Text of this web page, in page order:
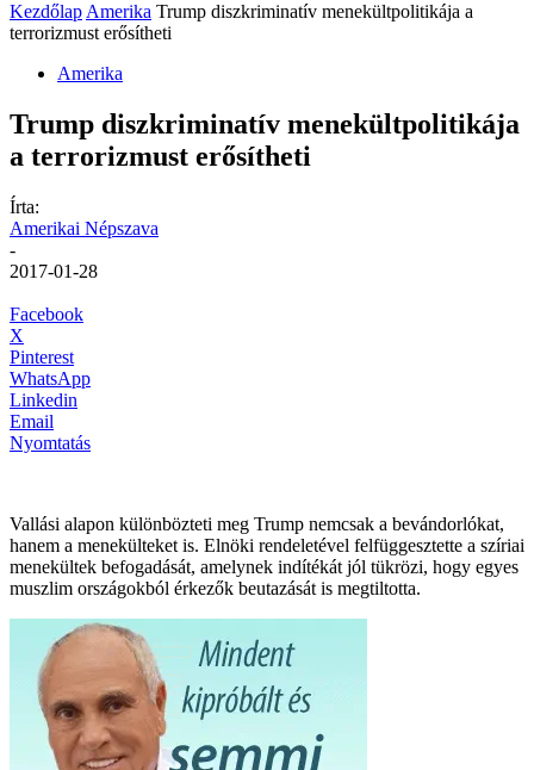
Kezdőlap Amerika Trump diszkriminatív menekültpolitikája a
terrorizmust erősítheti
Amerika
Trump diszkriminatív menekültpolitikája
a terrorizmust erősítheti
Írta:
Amerikai Népszava
-
2017-01-28
Facebook
X
Pinterest
WhatsApp
Linkedin
Email
Nyomtatás
Vallási alapon különbözteti meg Trump nemcsak a bevándorlókat,
hanem a menekülteket is. Elnöki rendeletével felfüggesztette a szíriai
menekültek befogadását, amelynek indítékát jól tükrözi, hogy egyes
muszlim országokból érkezők beutazását is megtiltotta.